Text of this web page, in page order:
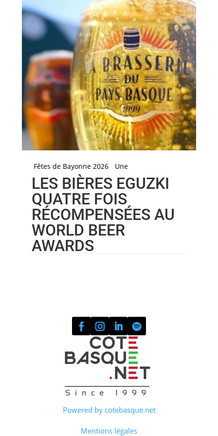
Fêtes de Bayonne 2026 Une
LES BIÈRES EGUZKI
QUATRE FOIS
RÉCOMPENSÉES AU
WORLD BEER
AWARDS
Powered by cotebasque.net
Mentions légales